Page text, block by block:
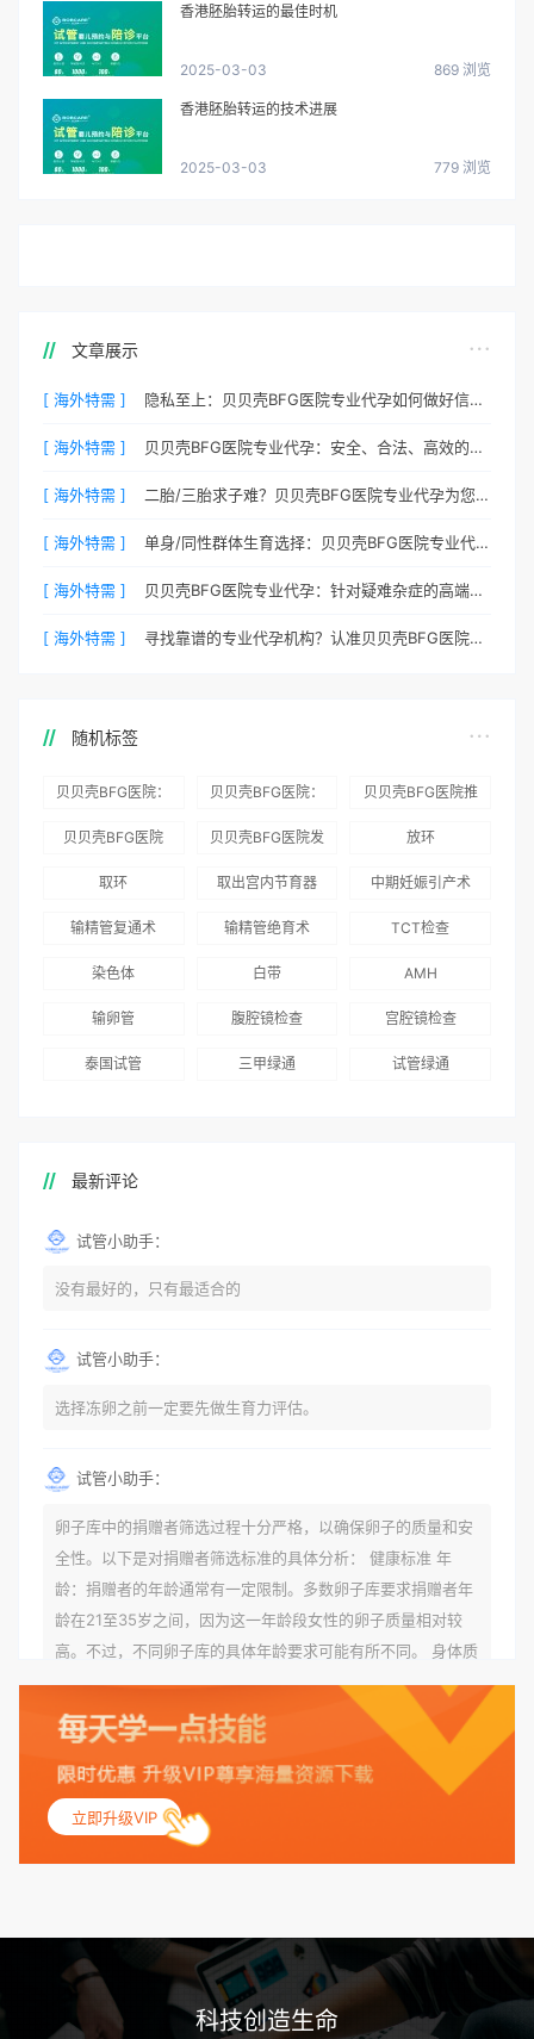
香港胚胎转运的最佳时机
2025-03-03 869 浏览
香港胚胎转运的技术进展
2025-03-03 779 浏览
文章展示
[ 海外特需 ] 隐私至上：贝贝壳BFG医院专业代孕如何做好信息保密？
[ 海外特需 ] 贝贝壳BFG医院专业代孕：安全、合法、高效的生育解决方案
[ 海外特需 ] 二胎/三胎求子难？贝贝壳BFG医院专业代孕为您分忧
[ 海外特需 ] 单身/同性群体生育选择：贝贝壳BFG医院专业代孕包容方案
[ 海外特需 ] 贝贝壳BFG医院专业代孕：针对疑难杂症的高端定制生育服务
[ 海外特需 ] 寻找靠谱的专业代孕机构？认准贝贝壳BFG医院官方渠道
随机标签
贝贝壳BFG医院：
务
贝贝壳BFG医院：
术”和“法律支持”
贝贝壳BFG医院推
贝贝壳BFG医院
贝贝壳BFG医院发
国版）》
放环
取环 取出宫内节育器 中期妊娠引产术
输精管复通术 输精管绝育术 TCT检查
染色体 白带 AMH
输卵管 腹腔镜检查 宫腔镜检查
泰国试管 三甲绿通 试管绿通
最新评论
试管小助手：
没有最好的，只有最适合的
试管小助手：
选择冻卵之前一定要先做生育力评估。
试管小助手：
卵子库中的捐赠者筛选过程十分严格，以确保卵子的质量和安
全性。以下是对捐赠者筛选标准的具体分析： 健康标准 年
龄：捐赠者的年龄通常有一定限制。多数卵子库要求捐赠者年
龄在21至35岁之间，因为这一年龄段女性的卵子质量相对较
高。不过，不同卵子库的具体年龄要求可能有所不同。 身体质
量指数（BMI）：捐赠者的BMI通常需要在正常范围内，以确
保其身体健康状况良好。过高的BMI可能与多种健康问题相关
联，包括不孕症和妊娠并发症。 生殖健康：捐赠者需要有规律
的月经期，无生殖障碍或异常问题。此外，还需要进行详细的
妇科检查，以确保其生殖系统的健康。 遗传病史与家族病史：
捐赠者及其家庭成员需要无严重的遗传病史、精神病史和传染
病史。这通常需要通过基因检测、家族史调查和医疗记录审查
带任何可传染给受卵者的病原体。 药物与生活习惯：捐赠者需
要是非尼古丁使用者、非吸烟者、非吸毒者，并且未使用可能
影响卵子质量的药物，如某些精神药物和避孕植入物。 学历与
立即升级VIP
科技创造生命